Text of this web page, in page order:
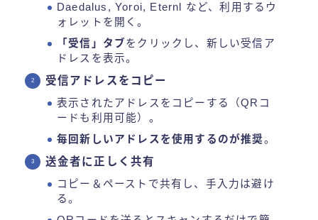
Daedalus, Yoroi, Eternl など、利用するウ
ォレットを開く。
「受信」タブ をクリックし、新しい受信ア
ドレスを表示。
受信アドレスをコピー
表示されたアドレスをコピーする（QRコ
ードも利用可能）。
毎回新しいアドレスを使用するのが推奨。
送金者に正しく共有
コピー＆ペーストで共有し、手入力は避け
る。